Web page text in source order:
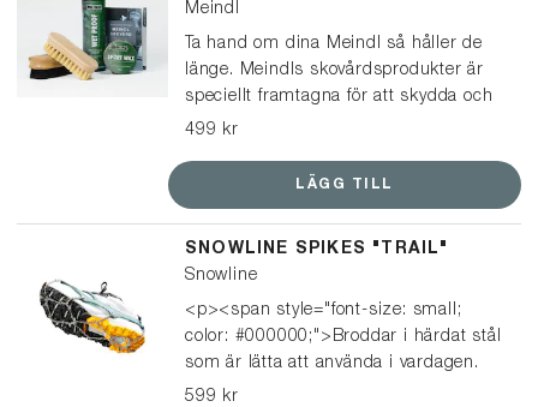
Meindl
Ta hand om dina Meindl så håller de
länge. Meindls skovårdsprodukter är
speciellt framtagna för att skydda och
vårda Meindl-kängor och skor. Det här
i svart läder, och kan också användas
look.
499 kr
LÄGG TILL
SNOWLINE SPIKES "TRAIL"
Snowline
<p><span style="font-size: small;
color: #000000;">Broddar i härdat stål
som är lätta att använda i vardagen.
De passar på i princip alla typer av
599 kr